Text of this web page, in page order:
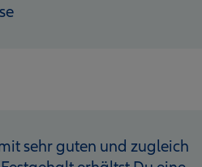
sehr guten und zugleich